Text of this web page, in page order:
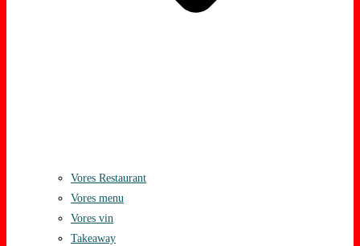
Vores Restaurant
Vores menu
Vores vin
Takeaway